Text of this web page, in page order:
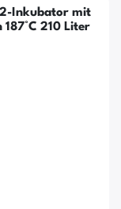
Inkubator mit
210 Liter